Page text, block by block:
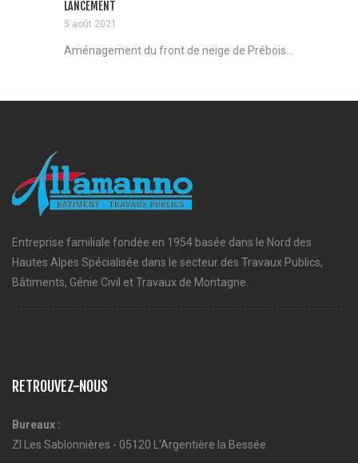
LANCEMENT
5 août 2021
Aménagement du front de neige de Prébois...
Entreprise familiale fondée en 1954 basée dans le Nord des
Hautes Alpes Spécialisée dans le secteur des Travaux Publics,
Bâtiments, Génie Civil et Travaux de Montagne.
RETROUVEZ-NOUS
Bureaux :
ZI Les Sablonnières - 05120 L'Argentière la Bessée